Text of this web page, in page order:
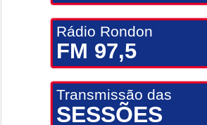
Rádio Rondon
FM 97,5
Transmissão das
SESSÕES